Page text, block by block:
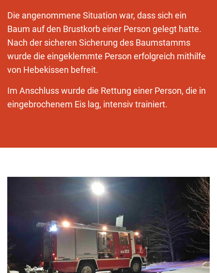
Die angenommene Situation war, dass sich ein
Baum auf den Brustkorb einer Person gelegt hatte.
Nach der sicheren Sicherung des Baumstamms
wurde die eingeklemmte Person erfolgreich mithilfe
von Hebekissen befreit.
Im Anschluss wurde die Rettung einer Person, die in
eingebrochenem Eis lag, intensiv trainiert.